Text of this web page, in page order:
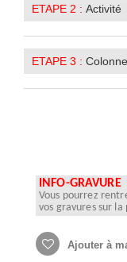
ETAPE 2 : Activité
ETAPE 3 : Colonne
INFO-GRAVURE
Vous pourrez
vos gravures sur
Ajouter à